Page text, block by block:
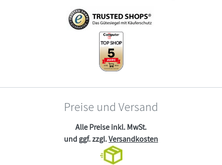
Preise und Versand
Alle Preise inkl. MwSt.
und ggf. zzgl.Versandkosten